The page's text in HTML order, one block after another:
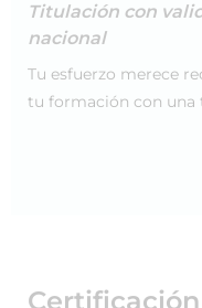
Titulación con
nacional
Tu esfuerzo merece
tu formación con una
Certificación